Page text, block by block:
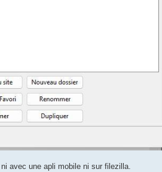
avec une apli mobile ni sur filezilla.